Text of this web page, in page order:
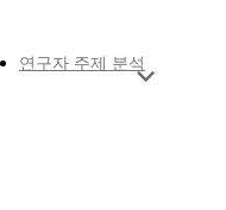
연구자 주제 분석